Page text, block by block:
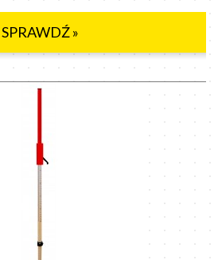
SPRAWDŹ »